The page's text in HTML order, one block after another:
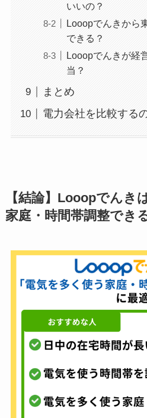
いいの？
Looopでんきから
できる？
Looopでんきが経
当？
まとめ
電力会社を比較する
【結論】Looopでんき
家庭・時間帯調整でき